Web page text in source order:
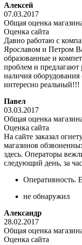
Алексей
07.03.2017
Общая оценка
Оценка сайта
Давно работаю с
Ярославом и Петром
образованные и
проблем и
наличия
интересно реальный!!!
Павел
03.03.2017
Общая оценка
Оценка сайта
На сайте заказал
магазинов
здесь. Операторы
следующий день, за
Оперативность.
не обнаружил
Александр
28.02.2017
Общая оценка
Оценка сайта